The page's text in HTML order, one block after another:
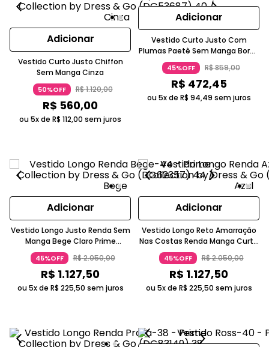
Adicionar
Vestido Curto Justo Chiffon
Sem Manga Cinza
50%OFF R$1.120,00
R$ 560,00
ou 5x de R$ 112,00 sem juros
Adicionar
Vestido Curto Justo Com
Plumas Paetê Sem Manga Bordô
Prime Collection
45%OFF R$859,00
R$ 472,45
ou 5x de R$ 94,49 sem juros
Adicionar
Vestido Longo Justo Renda Sem
Manga Bege Claro Prime
Collection 44
45%OFF R$2.050,00
R$ 1.127,50
ou 5x de R$ 225,50 sem juros
Adicionar
Vestido Longo Reto Amarração
Nas Costas Renda Manga Curta
Azul Marinho
45%OFF R$2.050,00
R$ 1.127,50
ou 5x de R$ 225,50 sem juros